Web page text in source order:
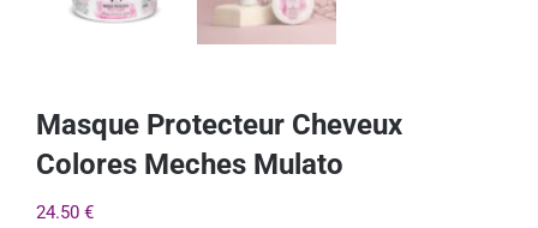
Masque Protecteur Cheveux
Colores Meches Mulato
24.50 €